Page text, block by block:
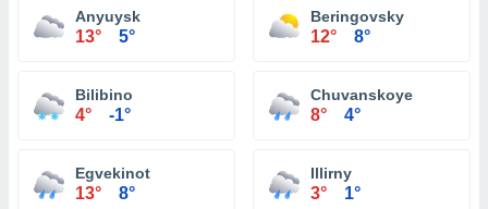
Anyuysk
13° 5°
Beringovsky
12° 8°
Bilibino
4° -1°
Chuvanskoye
8° 4°
Egvekinot
13° 8°
Illirny
3° 1°